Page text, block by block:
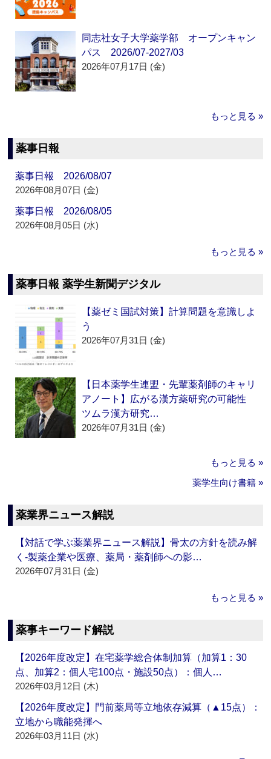
同志社女子大学薬学部 オープンキャン
パス 2026/07-2027/03
2026年07月17日 (金)
もっと見る »
薬事日報
薬事日報 2026/08/07
2026年08月07日 (金)
薬事日報 2026/08/05
2026年08月05日 (水)
もっと見る »
薬事日報 薬学生新聞デジタル
【薬ゼミ国試対策】計算問題を意識しよ
う
2026年07月31日 (金)
【日本薬学生連盟・先輩薬剤師のキャリ
アノート】広がる漢方薬研究の可能性
ツムラ漢方研究…
2026年07月31日 (金)
もっと見る »
薬学生向け書籍 »
薬業界ニュース解説
【対話で学ぶ薬業界ニュース解説】骨太の方針を読み解
く‐製薬企業や医療、薬局・薬剤師への影…
2026年07月31日 (金)
もっと見る »
薬事キーワード解説
【2026年度改定】在宅薬学総合体制加算（加算1：30
点、加算2：個人宅100点・施設50点）：個人…
2026年03月12日 (木)
【2026年度改定】門前薬局等立地依存減算（▲15点）：
立地から職能発揮へ
2026年03月11日 (水)